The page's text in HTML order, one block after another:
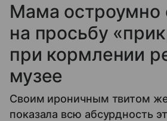
Мама остроумно
на просьбу
при кормлении
музее
Своим ироничным твитом
показала всю абсурдность